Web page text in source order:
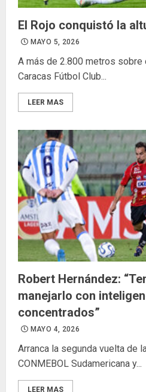
El Rojo conquistó la
MAYO 5, 2026
A más de 2.800 metros sobre
Caracas Fútbol Club...
LEER MAS
Robert Hernández:
manejarlo con
concentrados”
MAYO 4, 2026
Arranca la segunda vuelta de
CONMEBOL Sudamericana y...
LEER MAS